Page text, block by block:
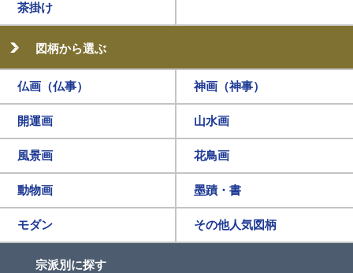
茶掛け
図柄から選ぶ
仏画（仏事） 神画（神事）
開運画 山水画
風景画 花鳥画
動物画 墨蹟・書
モダン その他人気図柄
宗派別に探す